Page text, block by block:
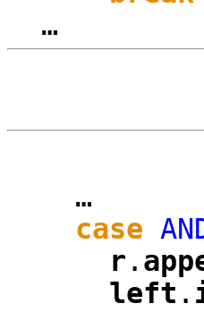
…
…
case
r .
left .